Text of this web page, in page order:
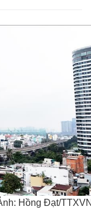
Hồng Đạt/